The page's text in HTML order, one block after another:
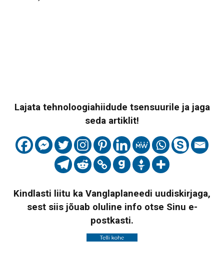
Lajata tehnoloogiahiidude tsensuurile ja jaga
seda artiklit!
Kindlasti liitu ka Vanglaplaneedi uudiskirjaga,
sest siis jõuab oluline info otse Sinu e-
postkasti.